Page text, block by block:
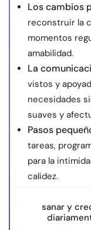
Los cambios
reconstruir la
momentos
amabilidad.
La
vistos y
necesidades
suaves y
Pasos
tareas,
para la
calidez.
sanar y